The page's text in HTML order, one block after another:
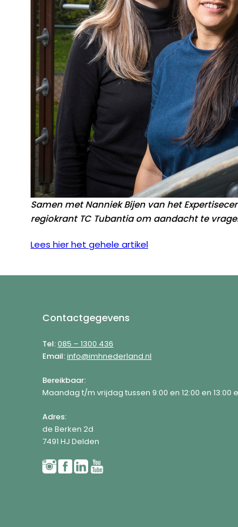
Samen met Nanniek Bijen van het
regiokrant TC Tubantia om aandacht te
Lees hier het gehele artikel
FooterContactgegevens
Tel:085 – 1300 436
Email:info@imhnederland.nl
Bereikbaar:
Maandag t/m vrijdag tussen 9:00 en 12:00 en 13:00
Adres:
de Berken 2d
7491 HJ Delden